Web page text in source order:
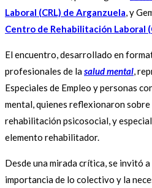
Laboral (CRL) de Arganzuela, y
Centro de Rehabilitación Laboral
El encuentro, desarrollado en
profesionales de lasalud mental,
Especiales de Empleo y personas
mental, quienes reflexionaron
rehabilitación psicosocial, y
elemento rehabilitador.
Desde una mirada crítica, se invitó
importancia de lo colectivo y la